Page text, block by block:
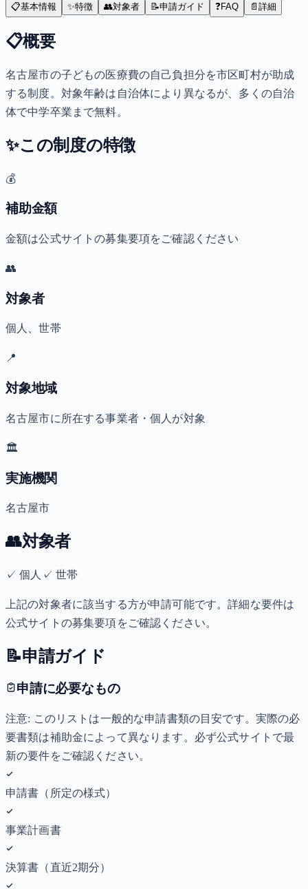
📋基本情報 ✨特徴 👥対象者 📝申請ガイド ❓FAQ 📄 詳細
📋概要
名古屋市の子どもの医療費の自己負担分を市区町村が助成
する制度。対象年齢は自治体により異なるが、多くの自治
体で中学卒業まで無料。
✨この制度の特徴
💰
補助金額
金額は公式サイトの募集要項をご確認ください
👥
対象者
個人、世帯
📍
対象地域
名古屋市に所在する事業者・個人が対象
🏛️
実施機関
名古屋市
👥対象者
✓個人 ✓ 世帯
上記の対象者に該当する方が申請可能です。詳細な要件は
公式サイトの募集要項をご確認ください。
📝申請ガイド
申請に必要なもの
注意: このリストは一般的な申請書類の目安です。実際の必
要書類は補助金によって異なります。必ず公式サイトで最
新の要件をご確認ください。
申請書（所定の様式）
事業計画書
決算書（直近2期分）